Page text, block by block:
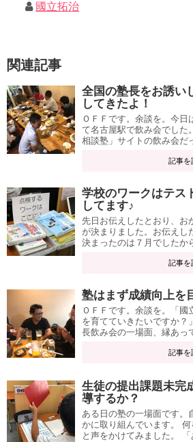
國立拓治
関連記事
全国の塾長をお誘い
してきたよ！
ＯＦＦです。余談を。今日
て名古屋駅で飲み会でした
相談塾」サイトの飲み会だ
記事を
学校のワークはテス
してます♪
先日お伝えしたとおり、お
が決まりました。お伝えし
決まったのは７月でしたか
記事を
塾はまず成績向上を
ＯＦＦです。余談を。「國
を育てていきたいですか？
長飲み会の一場面、縁あっ
記事を
生徒の提出課題未完
導するか？
ある日の塾の一場面です。
かに取り組んでいます。
と声をかけてみました。